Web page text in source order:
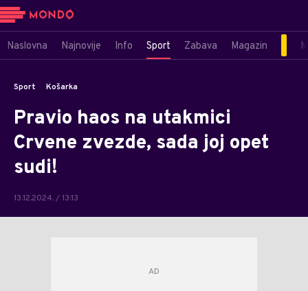
Naslovna Najnovije Info Sport Zabava Magazin
Sport Košarka
Pravio haos na utakmici
Crvene zvezde, sada joj opet
sudi!
13.12.2024. / 13:13